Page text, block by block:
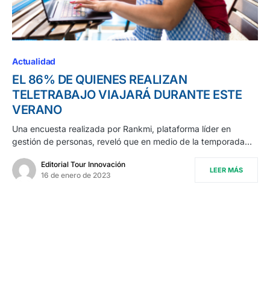
Actualidad
EL 86% DE QUIENES REALIZAN
TELETRABAJO VIAJARÁ DURANTE ESTE
VERANO
Una encuesta realizada por Rankmi, plataforma líder en
gestión de personas, reveló que en medio de la temporada…
Editorial Tour Innovación
16 de enero de 2023
LEER MÁS